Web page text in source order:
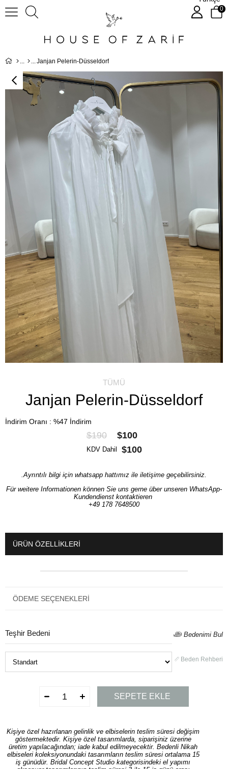
0
Janjan Pelerin-Düsseldorf
TÜMÜ
Janjan Pelerin-Düsseldorf
İndirim Oranı : %47 İndirim
$190 $100
KDV Dahil $100
.Ayrıntılı bilgi için whatsapp hattımız ile iletişime geçebilirsiniz.
Für weitere Informationen können Sie uns gerne über unseren WhatsApp-
Kundendienst kontaktieren
+49 178 7648500
ÜRÜN ÖZELLIKLERI
ÖDEME SEÇENEKLERI
Bedenimi Bul
Beden Rehberi
Teşhir Bedeni
Kişiye özel hazırlanan gelinlik ve elbiselerin teslim süresi değişim
göstermektedir. Kişiye özel tasarımlarda, siparişiniz üzerine
üretim yapılacağından; iade kabul edilmeyecektir. Bedenli Nikah
elbiseleri koleksiyonundaki tasarımların teslim süresi ortalama 15
iş günüdür. Bridal Concept Studio kategorisindeki el yapımı